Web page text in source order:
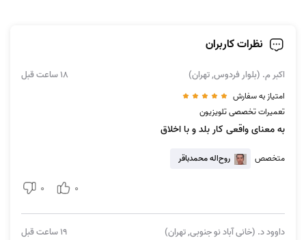
نظرات کاربران
اکبر م. (بلوار فردوس, تهران) 18 ساعت قبل
امتیاز به سفارش
تعمیرات تخصصی تلویزیون
به معنای واقعی کار بلد و با اخلاق
متخصص روح‌اله محمدباقر
0
0
داوود د. (خانی آباد نو جنوبی, تهران) 19 ساعت قبل